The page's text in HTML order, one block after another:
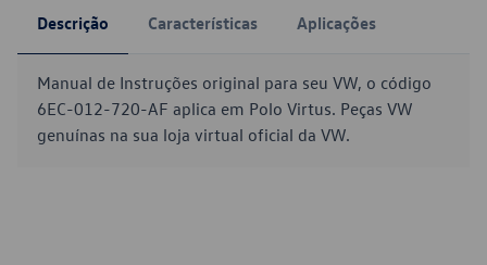
Descrição Características Aplicações
Manual de Instruções original para seu VW, o código
6EC-012-720-AF aplica em Polo Virtus. Peças VW
genuínas na sua loja virtual oficial da VW.